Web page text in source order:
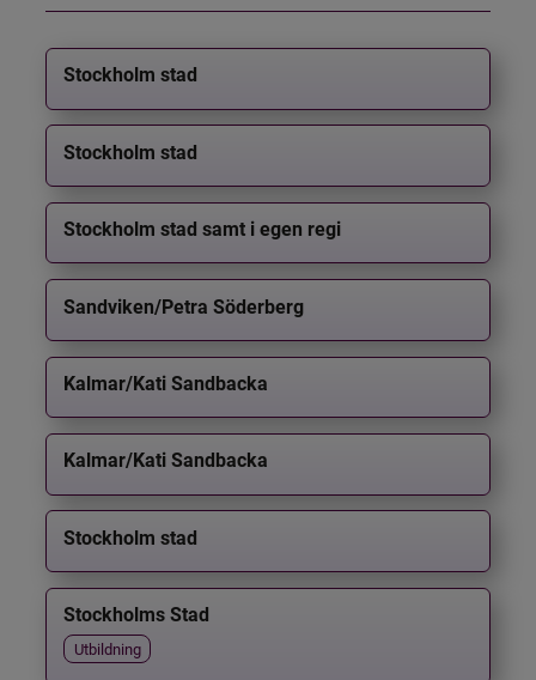
Stockholm stad
Stockholm stad
Stockholm stad samt i egen regi
Sandviken/Petra Söderberg
Kalmar/Kati Sandbacka
Kalmar/Kati Sandbacka
Stockholm stad
Stockholms Stad
Utbildning